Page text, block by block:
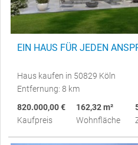
EIN HAUS FÜR JEDEN
Haus kaufen in 50829 Köln
Entfernung: 8 km
820.000,00 €
Kaufpreis
162,32 m²
Wohnfläche